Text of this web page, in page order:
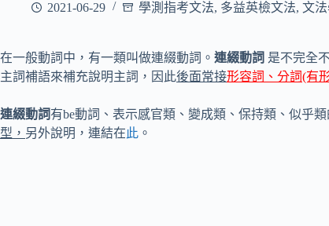
2021-06-29 學測指考文法, 多益英檢文法, 文
在一般動詞中，有一類叫做連綴動詞。 連綴動詞 是不完全
主詞補語來補充說明主詞，因此後面常接形容詞、分詞(有
連綴動詞有be動詞、表示感官類、變成類、保持類、似乎
型， 另外說明，連結在此 。